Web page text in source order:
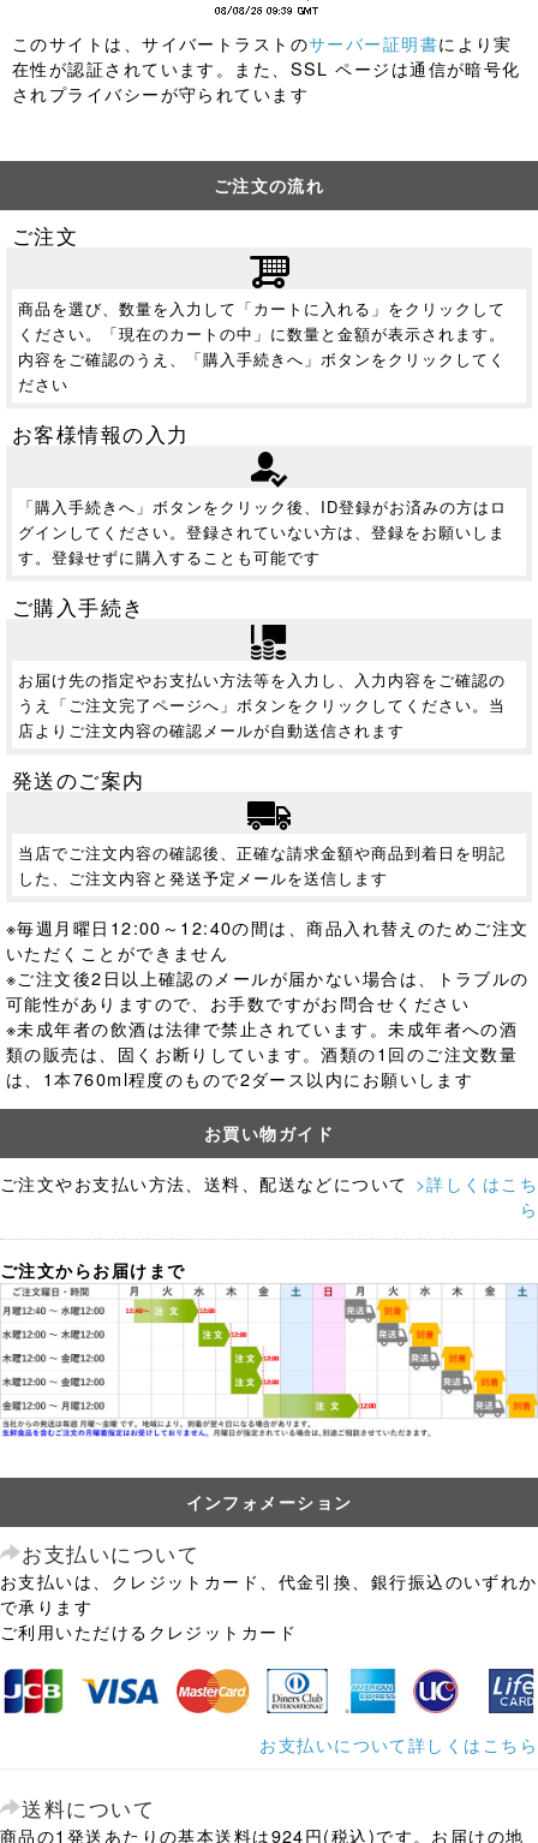
このサイトは、サイバートラストのサーバー証明書により実
在性が認証されています。また、SSL ページは通信が暗号化
されプライバシーが守られています
ご注文の流れ
ご注文
商品を選び、数量を入力して「カートに入れる」をクリックして
ください。「現在のカートの中」に数量と金額が表示されます。
内容をご確認のうえ、「購入手続きへ」ボタンをクリックしてく
ださい
お客様情報の入力
「購入手続きへ」ボタンをクリック後、ID登録がお済みの方はロ
グインしてください。登録されていない方は、登録をお願いしま
す。登録せずに購入することも可能です
ご購入手続き
お届け先の指定やお支払い方法等を入力し、入力内容をご確認の
うえ「ご注文完了ページへ」ボタンをクリックしてください。当
店よりご注文内容の確認メールが自動送信されます
発送のご案内
当店でご注文内容の確認後、正確な請求金額や商品到着日を明記
した、ご注文内容と発送予定メールを送信します
※毎週月曜日12:00～12:40の間は、商品入れ替えのためご注文
いただくことができません
※ご注文後2日以上確認のメールが届かない場合は、トラブルの
可能性がありますので、お手数ですがお問合せください
※未成年者の飲酒は法律で禁止されています。未成年者への酒
類の販売は、固くお断りしています。酒類の1回のご注文数量
は、1本760ml程度のもので2ダース以内にお願いします
お買い物ガイド
ご注文やお支払い方法、送料、配送などについて >詳しくはこち
ら
ご注文からお届けまで
インフォメーション
お支払いについて
お支払いは、クレジットカード、代金引換、銀行振込のいずれか
で承ります
ご利用いただけるクレジットカード
お支払いについて詳しくはこちら
送料について
商品の1発送あたりの基本送料は924円(税込)です。お届けの地